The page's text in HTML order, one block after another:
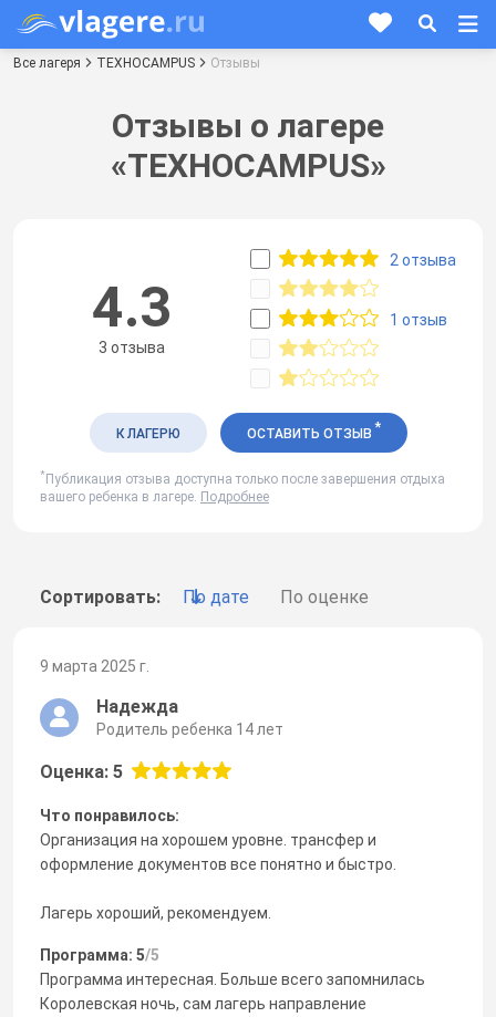
Все лагеря ТЕХНОCAMPUS Отзывы
Отзывы о лагере
«ТЕХНОCAMPUS»
Сортировать: По дате По оценке
9 марта 2025 г.
Надежда
Родитель ребенка 14 лет
Оценка: 5
Что понравилось:
Организация на хорошем уровне. трансфер и
оформление документов все понятно и быстро.
Лагерь хороший, рекомендуем.
Программа: 5/5
Программа интересная. Больше всего запомнилась
Королевская ночь, сам лагерь направление
4.3
3 отзыва
2 отзыва
1 отзыв
К ЛАГЕРЮ ОСТАВИТЬ ОТЗЫВ *
* Публикация отзыва доступна только после завершения отдыха
вашего ребенка в лагере. Подробнее